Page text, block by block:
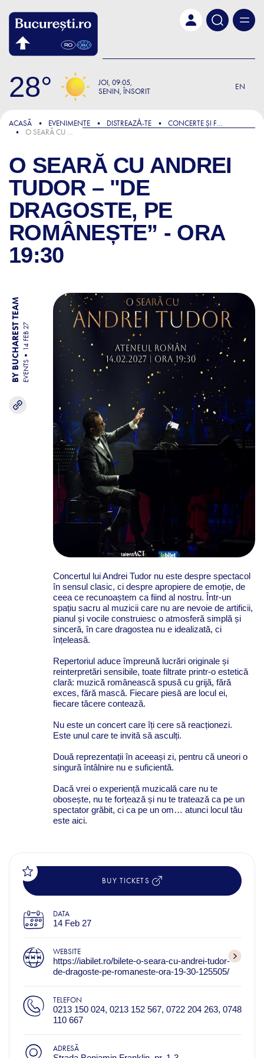
28 JOI 09:05
SENIN, ÎNSORIT
EN
ACASĂ EVENIMENTE DISTREAZǍ-TE
CONCERTE ȘI FESTIVALURI
O SEARĂ CU ANDREI TUDOR – "DE DRAGOSTE, PE ROMÂNEȘTE” - ORA 19:30
O SEARĂ CU ANDREI
TUDOR – "DE
DRAGOSTE, PE
ROMÂNEȘTE” - ORA
19:30
BY BUCHAREST TEAM EVENTS
14 FEB 27
Concertul lui Andrei Tudor nu este despre spectacol
în sensul clasic, ci despre apropiere de emoție, de
ceea ce recunoaștem ca fiind al nostru. Într-un
spațiu sacru al muzicii care nu are nevoie de artificii,
pianul și vocile construiesc o atmosferă simplă și
sinceră, în care dragostea nu e idealizată, ci
înțeleasă.
Repertoriul aduce împreună lucrări originale și
reinterpretări sensibile, toate filtrate printr-o estetică
clară: muzică românească spusă cu grijă, fără
exces, fără mască. Fiecare piesă are locul ei,
fiecare tăcere contează.
Nu este un concert care îți cere să reacționezi.
Este unul care te invită să asculți.
Două reprezentații în aceeași zi, pentru că uneori o
singură întâlnire nu e suficientă.
Dacă vrei o experiență muzicală care nu te
obosește, nu te forțează și nu te tratează ca pe un
spectator grăbit, ci ca pe un om… atunci locul tău
este aici.
BUY TICKETS
DATA
14 Feb 27
WEBSITE
https://iabilet.ro/bilete-o-seara-cu-andrei-tudor-
de-dragoste-pe-romaneste-ora-19-30-125505/
TELEFON
0213 150 024, 0213 152 567, 0722 204 263, 0748
110 667
ADRESĂ